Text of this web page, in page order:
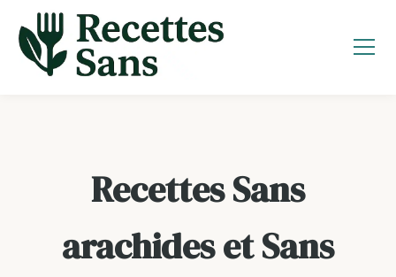
contenu
Recettes Sans
arachides et Sans